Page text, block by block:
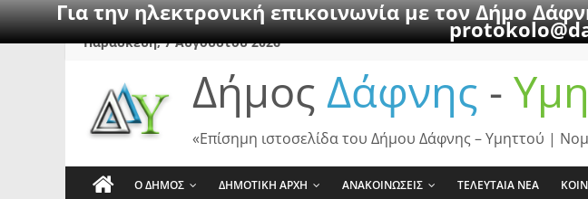
Για την ηλεκτρονική επικοινωνία με τον Δήμο
SkipΠαρασκευή, 7 Αυγούστου 2026
Δήμος Δάφνης -
«Επίσημη ιστοσελίδα του Δήμου Δάφνης – Υμηττού |
Ο ΔΗΜΟΣ ΔΗΜΟΤΙΚΗ ΑΡΧΗ ΑΝΑΚΟΙΝΩΣΕΙΣ ΤΕΛΕΥΤΑΙΑ ΝΕΑ